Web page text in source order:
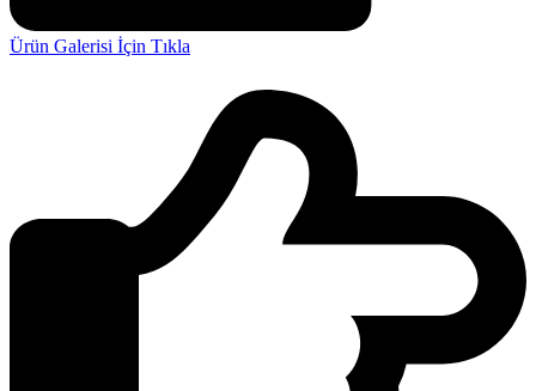
Ürün Galerisi İçin Tıkla